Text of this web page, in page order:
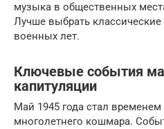
музыка в общественных
Лучше выбрать
военных лет.
Ключевые события
капитуляции
Май 1945 года стал
многолетнего кошмара.